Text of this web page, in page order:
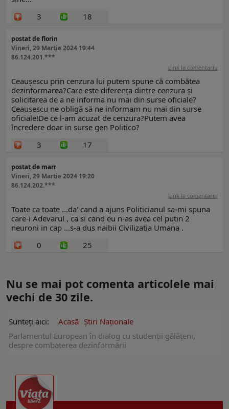
3
18
postat de florin
Vineri, 29 Martie 2024 19:44
86.124.201.***
Link la comentariu
Ceaușescu prin cenzura lui putem spune că combătea
dezinformarea?Care este diferența dintre cenzura și
solicitarea de a ne informa nu mai din surse oficiale?
Ceaușescu ne obligă să ne informam nu mai din surse
oficiale!De ce l-am acuzat de cenzura?Putem avea
încredere doar in surse gen Politico?
3
17
postat de marr
Vineri, 29 Martie 2024 19:20
86.124.202.***
Link la comentariu
Toate ca toate ...da' cand a ajuns Politicianul sa-mi spuna
care-i Adevarul , ca si cand eu n-as avea cel putin 2
neuroni in cap ...s-a dus naibii Civilizatia Umana .
0
25
Nu se mai pot comenta articolele mai
vechi de 30 zile.
Sunteți aici: Acasă Ştiri Naţionale
Parlamentul European în dialog cu studenții gălățeni,
despre combaterea dezinformării